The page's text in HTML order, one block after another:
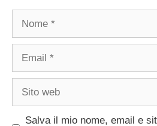
Salva il mio nome, email e